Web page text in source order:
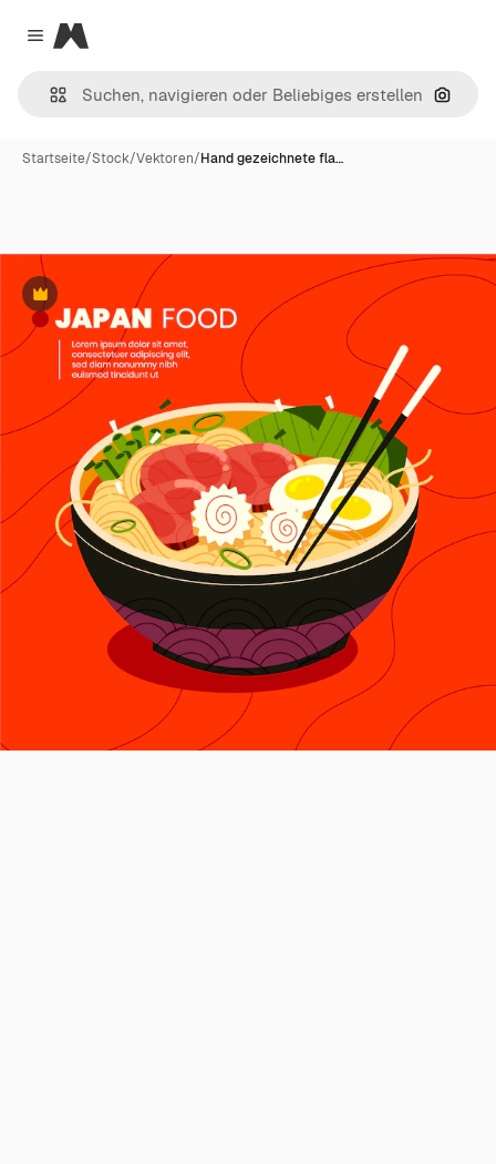
Close menu
Magnific
Nach
Startseite/Stock/Vektoren/Hand gezeichnete fla…
Premium